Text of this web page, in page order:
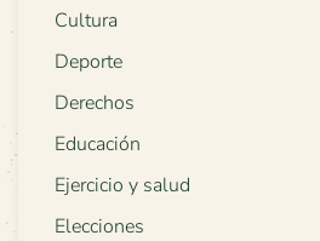
Cultura
Deporte
Derechos
Educación
Ejercicio y salud
Elecciones